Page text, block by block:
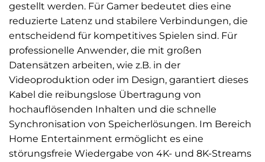
gestellt werden. Für Gamer bedeutet dies eine
reduzierte Latenz und stabilere Verbindungen, die
entscheidend für kompetitives Spielen sind. Für
professionelle Anwender, die mit großen
Datensätzen arbeiten, wie z.B. in der
Videoproduktion oder im Design, garantiert dieses
Kabel die reibungslose Übertragung von
hochauflösenden Inhalten und die schnelle
Synchronisation von Speicherlösungen. Im Bereich
Home Entertainment ermöglicht es eine
störungsfreie Wiedergabe von 4K- und 8K-Streams